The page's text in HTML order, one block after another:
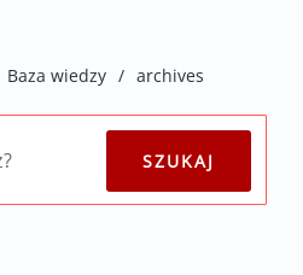
Baza wiedzy / archives